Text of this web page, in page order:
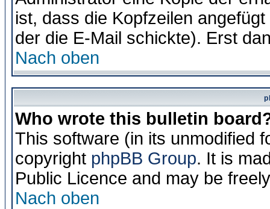
ist, dass die Kopfzeilen
der die E-Mail schickte). Erst
Nach oben
Who wrote this bulletin
This software (in its unmodified
copyright phpBB Group. It is
Public Licence and may be
Nach oben